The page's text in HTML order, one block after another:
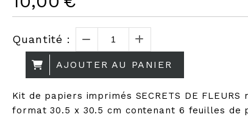
Quantité :
AJOUTER AU PANIER
Kit de papiers imprimés SECRETS DE FLEURS
format 30.5 x 30.5 cm contenant 6 feuilles de